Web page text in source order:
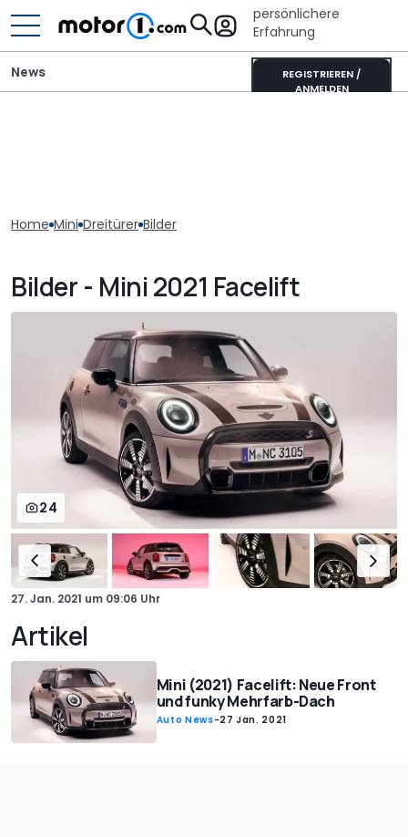
persönlichere
Erfahrung
REGISTRIEREN /
ANMELDEN
News
Home Mini Dreitürer Bilder
Bilder - Mini 2021 Facelift
24
27. Jan. 2021 um 09:06 Uhr
Artikel
Mini (2021) Facelift: Neue Front
und funky Mehrfarb-Dach
Auto News-27 Jan. 2021